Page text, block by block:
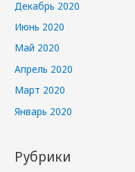
Декабрь 2020
Июнь 2020
Май 2020
Апрель 2020
Март 2020
Январь 2020
Рубрики